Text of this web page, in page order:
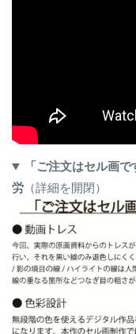
「ご注文はセル画
労 （詳細を開閉）